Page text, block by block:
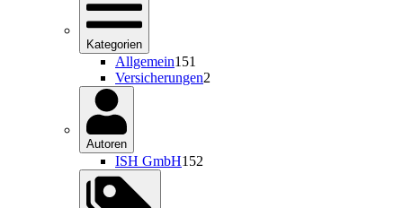
Kategorien
Allgemein151
Versicherungen2
Autoren
ISH GmbH152